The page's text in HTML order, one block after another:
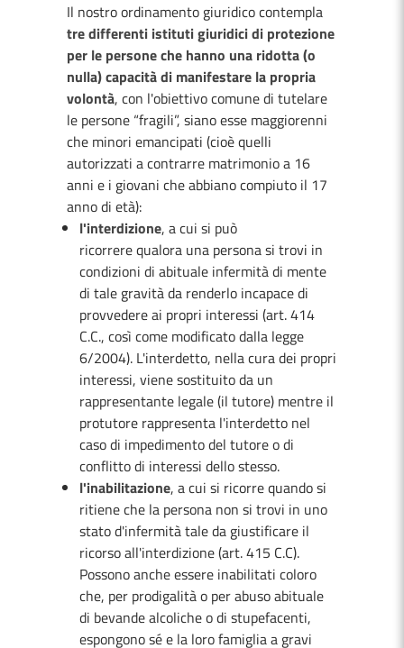
Il nostro ordinamento giuridico contempla
tre differenti istituti giuridici di protezione
per le persone che hanno una ridotta (o
nulla) capacità di manifestare la propria
volontà, con l'obiettivo comune di tutelare
le persone “fragili”, siano esse maggiorenni
che minori emancipati (cioè quelli
autorizzati a contrarre matrimonio a 16
anni e i giovani che abbiano compiuto il 17
anno di età):
l'interdizione, a cui si può
ricorrere qualora una persona si trovi in
condizioni di abituale infermità di mente
di tale gravità da renderlo incapace di
provvedere ai propri interessi (art. 414
C.C., così come modificato dalla legge
6/2004). L'interdetto, nella cura dei propri
interessi, viene sostituito da un
rappresentante legale (il tutore) mentre il
protutore rappresenta l'interdetto nel
caso di impedimento del tutore o di
conflitto di interessi dello stesso.
l'inabilitazione, a cui si ricorre quando si
ritiene che la persona non si trovi in uno
stato d'infermità tale da giustificare il
ricorso all'interdizione (art. 415 C.C).
Possono anche essere inabilitati coloro
che, per prodigalità o per abuso abituale
di bevande alcoliche o di stupefacenti,
espongono sé e la loro famiglia a gravi